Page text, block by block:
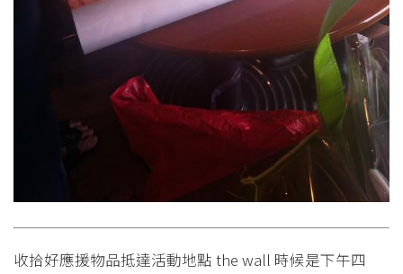
收拾好應援物品抵達活動地點 the wall 時候是下午四